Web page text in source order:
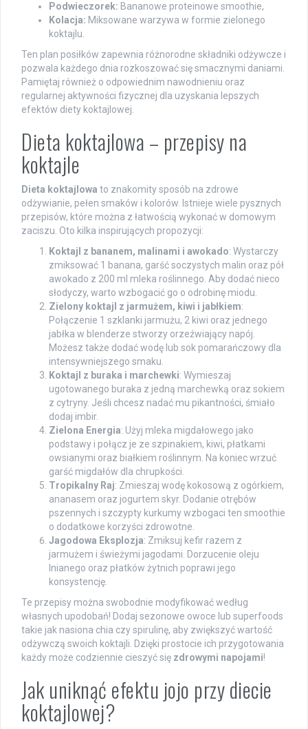
Podwieczorek: Bananowe proteinowe smoothie,
Kolacja: Miksowane warzywa w formie zielonego
koktajlu.
Ten plan posiłków zapewnia różnorodne składniki odżywcze i
pozwala każdego dnia rozkoszować się smacznymi daniami.
Pamiętaj również o odpowiednim nawodnieniu oraz
regularnej aktywności fizycznej dla uzyskania lepszych
efektów diety koktajlowej.
Dieta koktajlowa – przepisy na
koktajle
Dieta koktajlowa to znakomity sposób na zdrowe
odżywianie, pełen smaków i kolorów. Istnieje wiele pysznych
przepisów, które można z łatwością wykonać w domowym
zaciszu. Oto kilka inspirujących propozycji:
Koktajl z bananem, malinami i awokado: Wystarczy
zmiksować 1 banana, garść soczystych malin oraz pół
awokado z 200 ml mleka roślinnego. Aby dodać nieco
słodyczy, warto wzbogacić go o odrobinę miodu.
Zielony koktajl z jarmużem, kiwi i jabłkiem:
Połączenie 1 szklanki jarmużu, 2 kiwi oraz jednego
jabłka w blenderze stworzy orzeźwiający napój.
Możesz także dodać wodę lub sok pomarańczowy dla
intensywniejszego smaku.
Koktajl z buraka i marchewki: Wymieszaj
ugotowanego buraka z jedną marchewką oraz sokiem
z cytryny. Jeśli chcesz nadać mu pikantności, śmiało
dodaj imbir.
Zielona Energia: Użyj mleka migdałowego jako
podstawy i połącz je ze szpinakiem, kiwi, płatkami
owsianymi oraz białkiem roślinnym. Na koniec wrzuć
garść migdałów dla chrupkości.
Tropikalny Raj: Zmieszaj wodę kokosową z ogórkiem,
ananasem oraz jogurtem skyr. Dodanie otrębów
pszennych i szczypty kurkumy wzbogaci ten smoothie
o dodatkowe korzyści zdrowotne.
Jagodowa Eksplozja: Zmiksuj kefir razem z
jarmużem i świeżymi jagodami. Dorzucenie oleju
lnianego oraz płatków żytnich poprawi jego
konsystencję.
Te przepisy można swobodnie modyfikować według
własnych upodobań! Dodaj sezonowe owoce lub superfoods
takie jak nasiona chia czy spirulinę, aby zwiększyć wartość
odżywczą swoich koktajli. Dzięki prostocie ich przygotowania
każdy może codziennie cieszyć się zdrowymi napojami!
Jak uniknąć efektu jojo przy diecie
koktajlowej?